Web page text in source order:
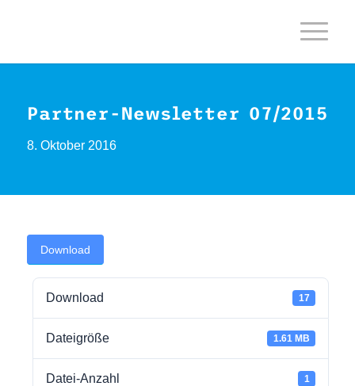
Partner-Newsletter 07/2015
8. Oktober 2016
Download
Download 17
Dateigröße 1.61 MB
Datei-Anzahl 1